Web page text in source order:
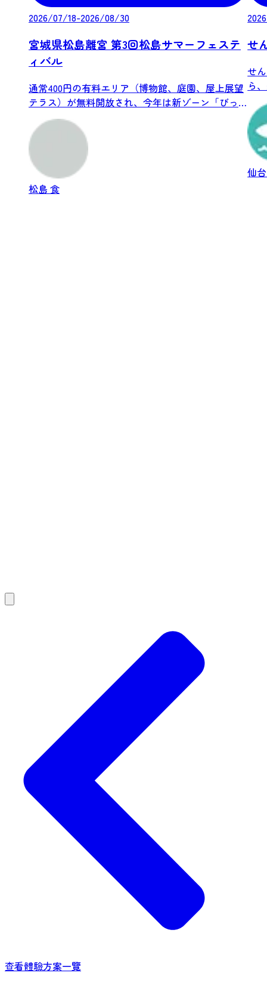
2026/07/18-2026/08/30
宮城県松島離宮 第3回松島サマーフェステ
ィバル
通常400円の有料エリア（博物館、庭園、屋上展望
テラス）が無料開放され、今年は新ゾーン「びっ
松島 食
せ
せ
ら
リ
仙
查看體驗方案一覽